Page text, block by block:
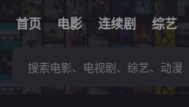
首页 电影 连续剧 综艺
全部